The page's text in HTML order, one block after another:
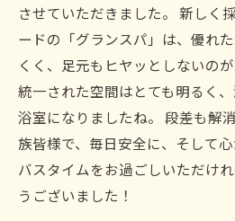
させていただきました。 新しく
ードの「グランスパ」は、優れ
くく、足元もヒヤッとしないの
統一された空間はとても明るく
浴室になりましたね。 段差も解
族皆様で、毎日安全に、そして
バスタイムをお過ごしいただけ
うございました！